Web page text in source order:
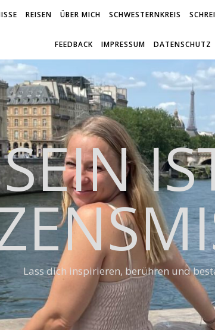
REISEN ÜBER MICH SCHWESTERNKREIS
FEEDBACK IMPRESSUM DATENSCHUTZ
Lass dich inspirieren, berühren und